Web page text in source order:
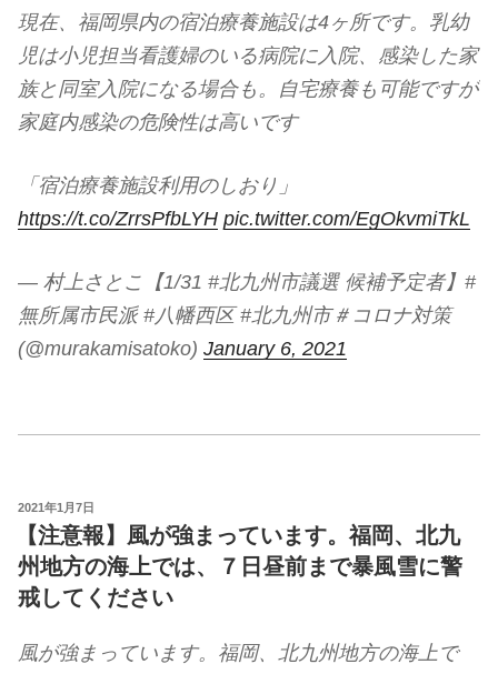
現在、福岡県内の宿泊療養施設は4ヶ所です。乳幼
児は小児担当看護婦のいる病院に入院、感染した家
族と同室入院になる場合も。自宅療養も可能ですが
家庭内感染の危険性は高いです
「宿泊療養施設利用のしおり」
https://t.co/ZrrsPfbLYH pic.twitter.com/EgOkvmiTkL
— 村上さとこ【1/31 #北九州市議選 候補予定者】#
無所属市民派 #八幡西区 #北九州市＃コロナ対策
(@murakamisatoko) January 6, 2021
投
日:
2021年1月7日
【注意報】風が強まっています。福岡、北九
州地方の海上では、７日昼前まで暴風雪に警
戒してください
風が強まっています。福岡、北九州地方の海上で